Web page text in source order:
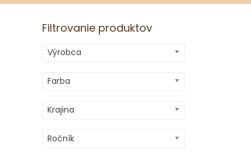
Filtrovanie produktov
Výrobca
Farba
Krajina
Ročník